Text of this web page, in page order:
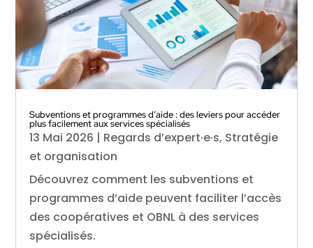
Subventions et programmes d’aide : des leviers pour accéder
plus facilement aux services spécialisés
13 Mai 2026 | Regards d’expert·e·s, Stratégie
et organisation
Découvrez comment les subventions et
programmes d’aide peuvent faciliter l’accès
des coopératives et OBNL à des services
spécialisés.